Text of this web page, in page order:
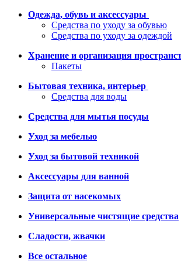
Одежда, обувь и аксессуары
Средства по уходу за обувью
Средства по уходу за одеждой
Хранение и организация
Пакеты
Бытовая техника, интерьер
Средства для воды
Средства для мытья посуды
Уход за мебелью
Уход за бытовой техникой
Аксессуары для ванной
Защита от насекомых
Универсальные чистящие средства
Сладости, жвачки
Все остальное